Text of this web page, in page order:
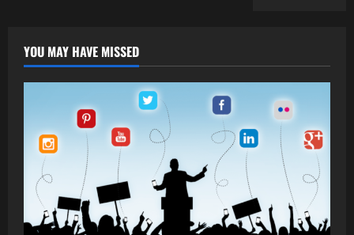
YOU MAY HAVE MISSED